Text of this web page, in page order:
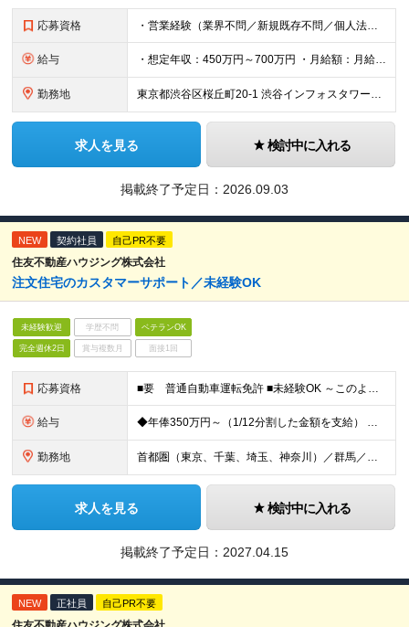
応募資格 ・営業経験（業界不問／新規既存不問／個人法人不問） ※経験年数よりも、経験の濃さやスキル、パーソナリティを重視します ≪求める人物像≫ ・行動力がある方 ・自発的に考えて動ける方 ・丁寧なコミュニケ
給与 ・想定年収：450万円～700万円 ・月給額：月給300,000円～466,700円 ・みなし残業代：45時間分（79,000円～122,000円） --------------- 昇給年2回・賞与年
勤務地 東京都渋谷区桜丘町20-1 渋谷インフォスタワー16階 ★原則出社ですが、リモートワークは週1まで可能です。 （変更の可能性）上記を除く当社関連勤務地
求人を見る 検討中に入れる
掲載終了予定日： 2026.09.03
NEW 契約社員 自己PR不要
住友不動産ハウジング株式会社
注文住宅のカスタマーサポート／未経験OK
未経験歓迎 学歴不問 ベテランOK
完全週休2日 賞与複数月 面接1回
応募資格 ■要 普通自動車運転免許 ■未経験OK ～このような方を歓迎します～ □直接お客様から感謝の声をいただける仕事に就きたい方 □建築や住宅業界に興味がある方 □モノづくり、家づくりが好きな方 □手に職
給与 ◆年俸350万円～（1/12分割した金額を支給） ∟月収29万2000円 ※経験、スキルに応じて決定します ※固定残業手当（40時間分／69,100円）を含む。超過した場合は、別途加算支給します。
勤務地 首都圏（東京、千葉、埼玉、神奈川）／群馬／愛知／静岡／大阪／福岡のいずれかの拠点にてご勤務いただきます。 ※配属先は希望を考慮のうえ決定します ※（変更の範囲）上記を除く当社関連勤務地
求人を見る 検討中に入れる
掲載終了予定日： 2027.04.15
NEW 正社員 自己PR不要